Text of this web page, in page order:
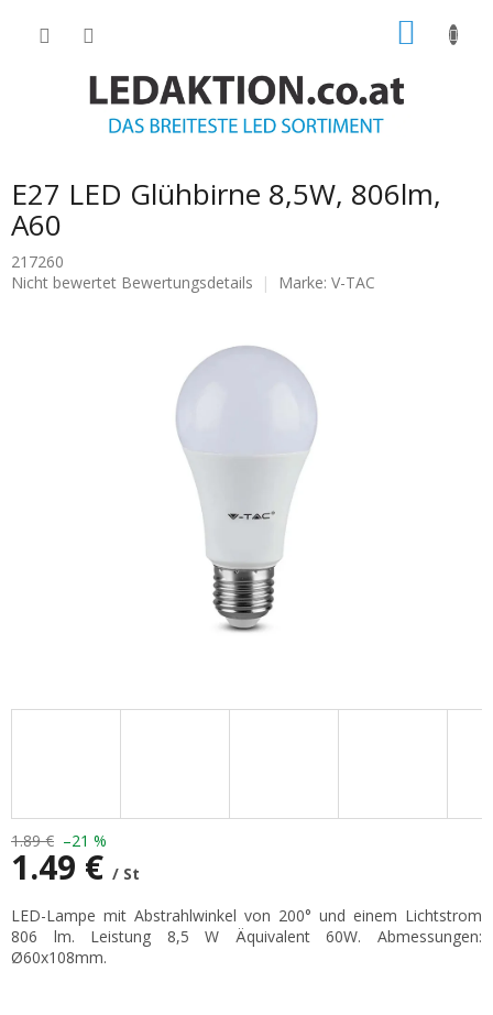
E27 LED Glühbirne 8,5W, 806lm,
A60
217260
Die
Nicht bewertet Bewertungsdetails Marke: V-TAC
1.89 € –21 %
1.49 € / St
LED-Lampe mit Abstrahlwinkel von 200° und einem Lichtstrom
806 lm. Leistung 8,5 W Äquivalent 60W. Abmessungen:
Ø60x108mm.